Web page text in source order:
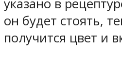
указано в
он будет стоять,
получится цвет и